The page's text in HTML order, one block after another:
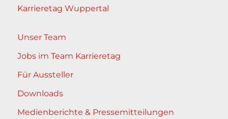
Karrieretag Wuppertal
Unser Team
Jobs im Team Karrieretag
Für Aussteller
Downloads
Medienberichte & Pressemitteilungen